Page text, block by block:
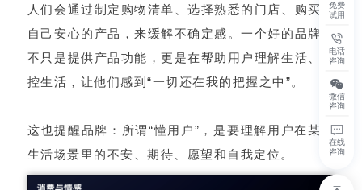
人们会通过制定购物清单、选择熟悉的门店、购买让
自己安心的产品，来缓解不确定感。一个好的品牌，
不只是提供产品功能，更是在帮助用户理解生活、掌
控生活，让他们感到“一切还在我的把握之中”。
这也提醒品牌：所谓“懂用户”，是要理解用户在某个
生活场景里的不安、期待、愿望和自我定位。
免费
试用
电话
咨询
微信
咨询
在线
咨询